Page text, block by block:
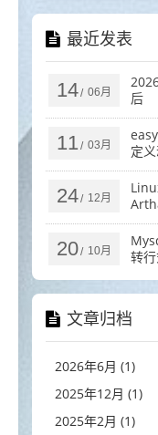
最近发表
14/ 06月
后
11 / 03月
定
24/ 12月
20/ 10月
转
文章归档
2026年6月 (1)
2025年12月 (1)
2025年2月 (1)